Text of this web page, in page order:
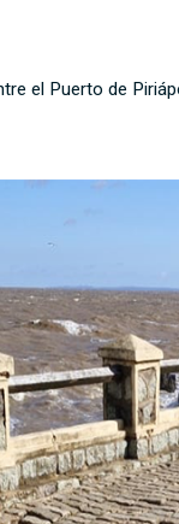
el Puerto de